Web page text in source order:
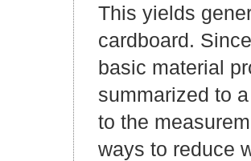
This yields
cardboard.
basic material
summarized to
to the
ways to reduce